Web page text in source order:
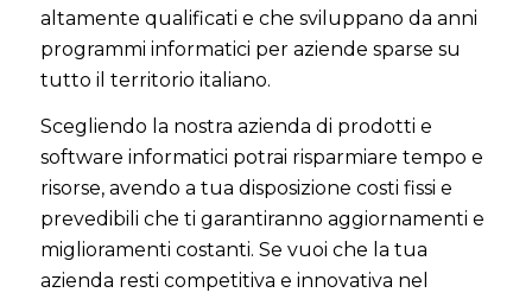
altamente qualificati e che sviluppano da anni
programmi informatici per aziende sparse su
tutto il territorio italiano.
Scegliendo la nostra azienda di prodotti e
software informatici potrai risparmiare tempo e
risorse, avendo a tua disposizione costi fissi e
prevedibili che ti garantiranno aggiornamenti e
miglioramenti costanti. Se vuoi che la tua
azienda resti competitiva e innovativa nel